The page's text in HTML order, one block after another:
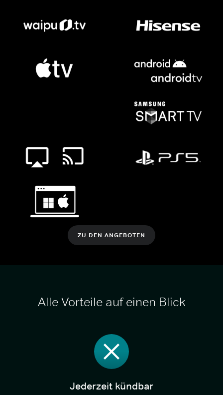
ZU DEN ANGEBOTEN
Alle Vorteile auf einen Blick
Jederzeit kündbar